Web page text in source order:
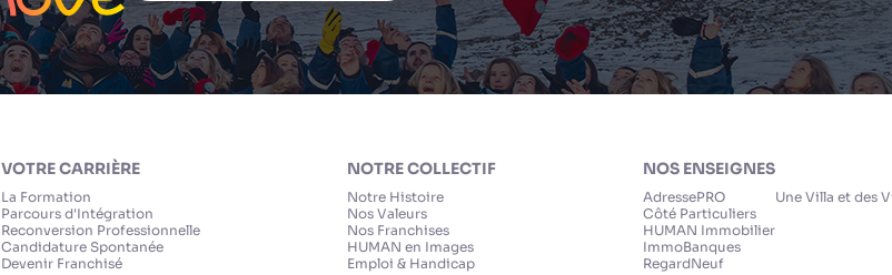
VOTRE CARRIÈRE
La Formation
Parcours d'Intégration
Reconversion Professionnelle
Candidature Spontanée
Devenir Franchisé
NOTRE COLLECTIF
Notre Histoire
Nos Valeurs
Nos Franchises
HUMAN en Images
Emploi & Handicap
NOS ENSEIGNES
AdressePRO
Côté Particuliers
HUMAN Immobilier
ImmoBanques
RegardNeuf
Une Villa et des